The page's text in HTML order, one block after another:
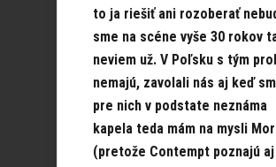
to ja riešiť ani rozoberať
sme na scéne vyše 30 rokov
neviem už. V Poľsku s tým
nemajú, zavolali nás aj keď
pre nich v podstate neznáma
kapela teda mám na mysli
(pretože Contempt poznajú